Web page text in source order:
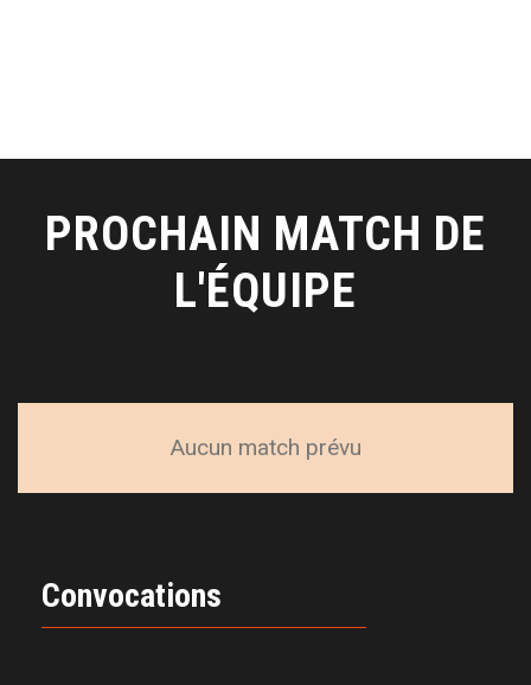
PROCHAIN MATCH DE
L'ÉQUIPE
Aucun match prévu
Convocations